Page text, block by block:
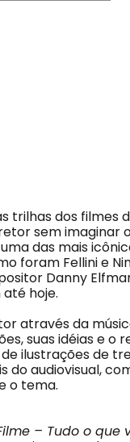
trilhas dos filmes
sem imaginar
das mais
foram Fellini e
Danny
até hoje.
através da
suas idéias e o
ilustrações de
do audiovisual,
o tema.
– Tudo o que